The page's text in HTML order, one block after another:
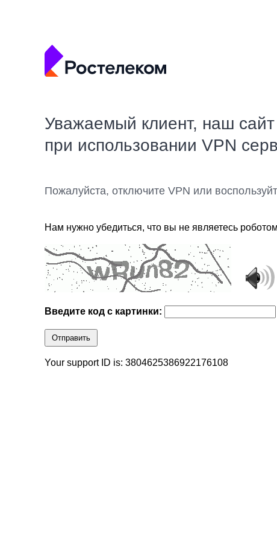
Уважаемый клиент, наш сайт
при использовании VPN
Пожалуйста, отключите VPN или
Нам нужно убедиться, что вы не являетесь роботом
Введите код с картинки:
Отправить
Your support ID is: 3804625386922176108